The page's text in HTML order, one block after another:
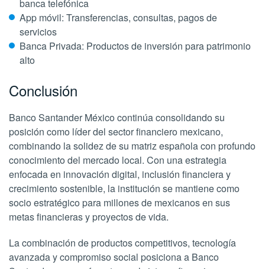
banca telefónica
App móvil: Transferencias, consultas, pagos de
servicios
Banca Privada: Productos de inversión para patrimonio
alto
Conclusión
Banco Santander México continúa consolidando su
posición como líder del sector financiero mexicano,
combinando la solidez de su matriz española con profundo
conocimiento del mercado local. Con una estrategia
enfocada en innovación digital, inclusión financiera y
crecimiento sostenible, la institución se mantiene como
socio estratégico para millones de mexicanos en sus
metas financieras y proyectos de vida.
La combinación de productos competitivos, tecnología
avanzada y compromiso social posiciona a Banco